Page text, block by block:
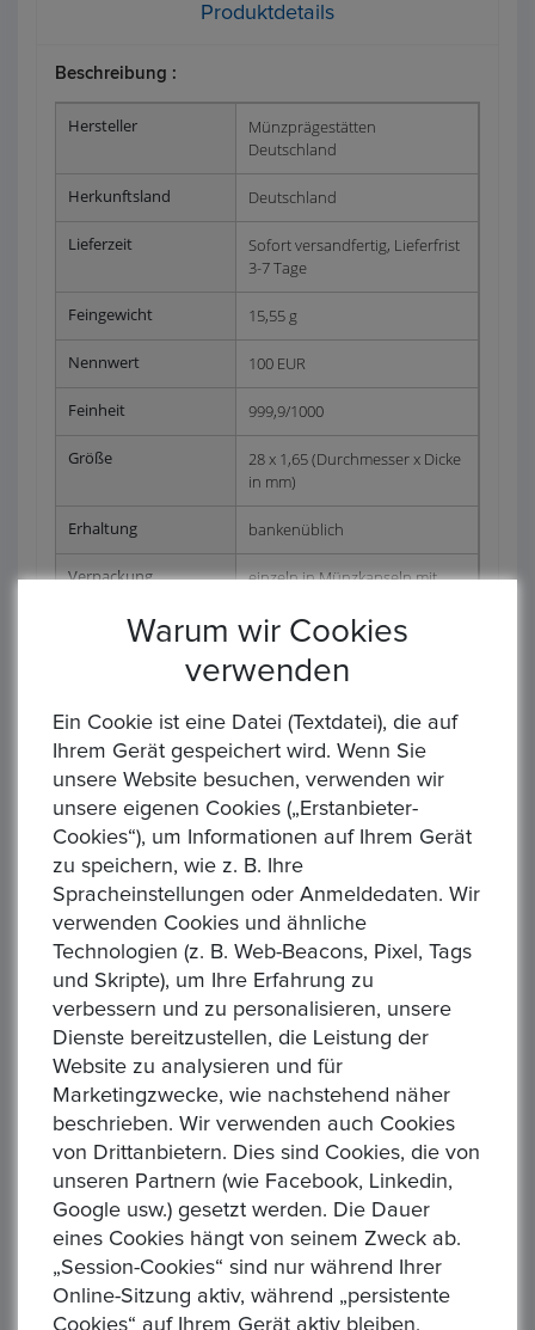
Produktdetails
Beschreibung :
Hersteller
Münzprägestätten
Deutschland
Herkunftsland Deutschland
Lieferzeit
Sofort versandfertig, Lieferfrist
3-7 Tage
Feingewicht 15,55 g
Nennwert 100 EUR
Feinheit 999,9/1000
Größe
28 x 1,65 (Durchmesser x Dicke
in mm)
Erhaltung bankenüblich
Verpackung
einzeln in Münzkapseln mit
Frankfurt
Rücknahmegarantie :Privatverkauf, keine Rücknahme
oder Garantie
Art des Verkäufers :Privatverkäufer
Art der Steuer :Keine zusätzliche Steuer
Sendung :DHL,DPD,GLS
, Banküberweisung , Paypal
AGB/Datenschutz : Allgemeine Geschäftsbedingungen 1.
Geltungsberei ...Read More
Ähnliche Produkte
Warum wir Cookies
verwenden
Ein Cookie ist eine Datei (Textdatei), die auf
Ihrem Gerät gespeichert wird. Wenn Sie
unsere Website besuchen, verwenden wir
unsere eigenen Cookies („Erstanbieter-
Cookies“), um Informationen auf Ihrem Gerät
zu speichern, wie z. B. Ihre
Spracheinstellungen oder Anmeldedaten. Wir
verwenden Cookies und ähnliche
Technologien (z. B. Web-Beacons, Pixel, Tags
und Skripte), um Ihre Erfahrung zu
verbessern und zu personalisieren, unsere
Dienste bereitzustellen, die Leistung der
Website zu analysieren und für
Marketingzwecke, wie nachstehend näher
beschrieben. Wir verwenden auch Cookies
von Drittanbietern. Dies sind Cookies, die von
unseren Partnern (wie Facebook, Linkedin,
Google usw.) gesetzt werden. Die Dauer
eines Cookies hängt von seinem Zweck ab.
„Session-Cookies“ sind nur während Ihrer
Online-Sitzung aktiv, während „persistente
Cookies“ auf Ihrem Gerät aktiv bleiben,